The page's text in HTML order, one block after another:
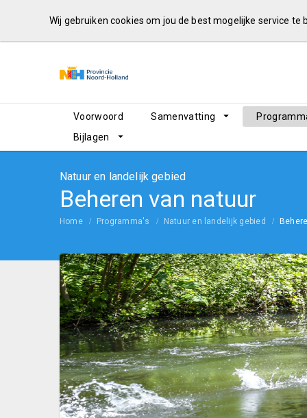
Wij gebruiken cookies om jou de best mogelijke service
Voorwoord Samenvatting
Bijlagen
Natuur en landelijk gebied
Beheren van natuur
Home Programma's Natuur en landelijk gebied